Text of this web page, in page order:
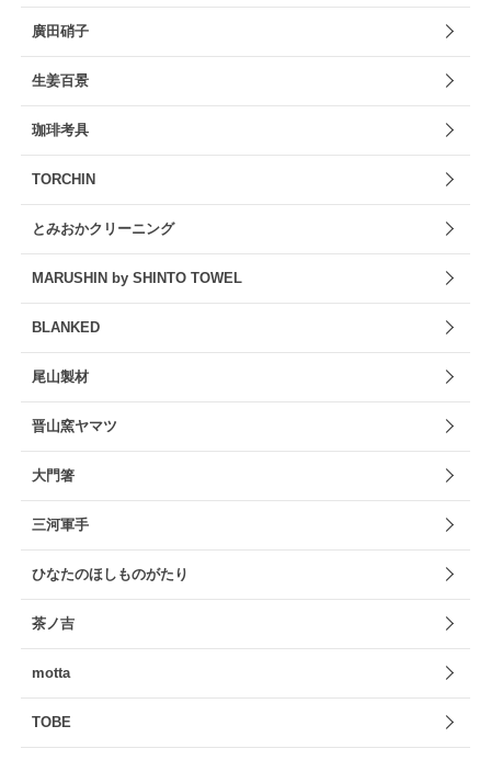
廣田硝子
生姜百景
珈琲考具
TORCHIN
とみおかクリーニング
MARUSHIN by SHINTO TOWEL
BLANKED
尾山製材
晋山窯ヤマツ
大門箸
三河軍手
ひなたのほしものがたり
茶ノ吉
motta
TOBE